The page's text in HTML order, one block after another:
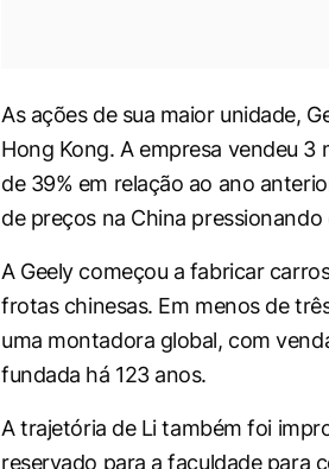
As ações de sua maior unidade,
Hong Kong. A empresa vendeu
de 39% em relação ao ano
de preços na China
A Geely começou a fabricar
frotas chinesas. Em menos de
uma montadora global, com
fundada há 123 anos.
A trajetória de Li também foi
reservado para a faculdade para